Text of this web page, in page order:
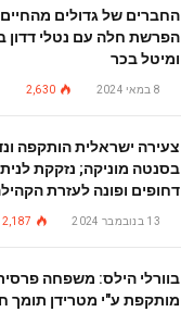
החברים של גדולים
הפרשת חלה עם נטלי דדון
ומיטל בכר
8 במאי 2024 2,630
צעירה ישראלית הותקפה
בסנטה מוניקה; נזקקת
דחופים ופונה לעזרת
13 בנובמבר 2024 2,187
בוורלי הילס: משפחה
מותקפת ע"י מטרידן תומך